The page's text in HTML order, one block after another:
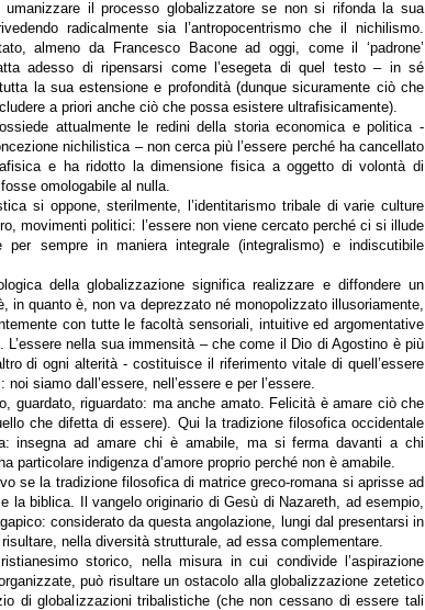
umanizzare il processo globalizzatore se non si rifonda la sua
radicalmente sia l’antropocentrismo che il nichilismo.
almeno da Francesco Bacone ad oggi, come il ‘padrone’
adesso di ripensarsi come l’esegeta di quel testo – in sé
la sua estensione e profondità (dunque sicuramente ciò che
a priori anche ciò che possa esistere ultrafisicamente).
attualmente le redini della storia economica e politica -
nichilistica – non cerca più l’essere perché ha cancellato
e ha ridotto la dimensione fisica a oggetto di volontà di
omologabile al nulla.
si oppone, sterilmente, l’identitarismo tribale di varie culture
movimenti politici: l’essere non viene cercato perché ci si illude
sempre in maniera integrale (integralismo) e indiscutibile
della globalizzazione significa realizzare e diffondere un
in quanto è, non va deprezzato né monopolizzato illusoriamente,
con tutte le facoltà sensoriali, intuitive ed argomentative
nella sua immensità – che come il Dio di Agostino è più
di ogni alterità - costituisce il riferimento vitale di quell’essere
siamo dall’essere, nell’essere e per l’essere.
guardato, riguardato: ma anche amato. Felicità è amare ciò che
che difetta di essere). Qui la tradizione filosofica occidentale
insegna ad amare chi è amabile, ma si ferma davanti a chi
particolare indigenza d’amore proprio perché non è amabile.
se la tradizione filosofica di matrice greco-romana si aprisse ad
la biblica. Il vangelo originario di Gesù di Nazareth, ad esempio,
considerato da questa angolazione, lungi dal presentarsi in
nella diversità strutturale, ad essa complementare.
storico, nella misura in cui condivide l’aspirazione
può risultare un ostacolo alla globalizzazione zetetico
di globalizzazioni tribalistiche (che non cessano di essere tali